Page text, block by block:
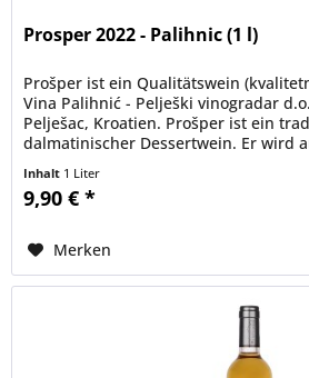
Prosper 2022 - Palihnic (1 l)
Prošper ist ein Qualitätswein
Vina Palihnić - Pelješki vinogradar
Pelješac, Kroatien. Prošper ist ein
dalmatinischer Dessertwein. Er wird
Weise...
Inhalt 1 Liter
9,90 € *
Merken